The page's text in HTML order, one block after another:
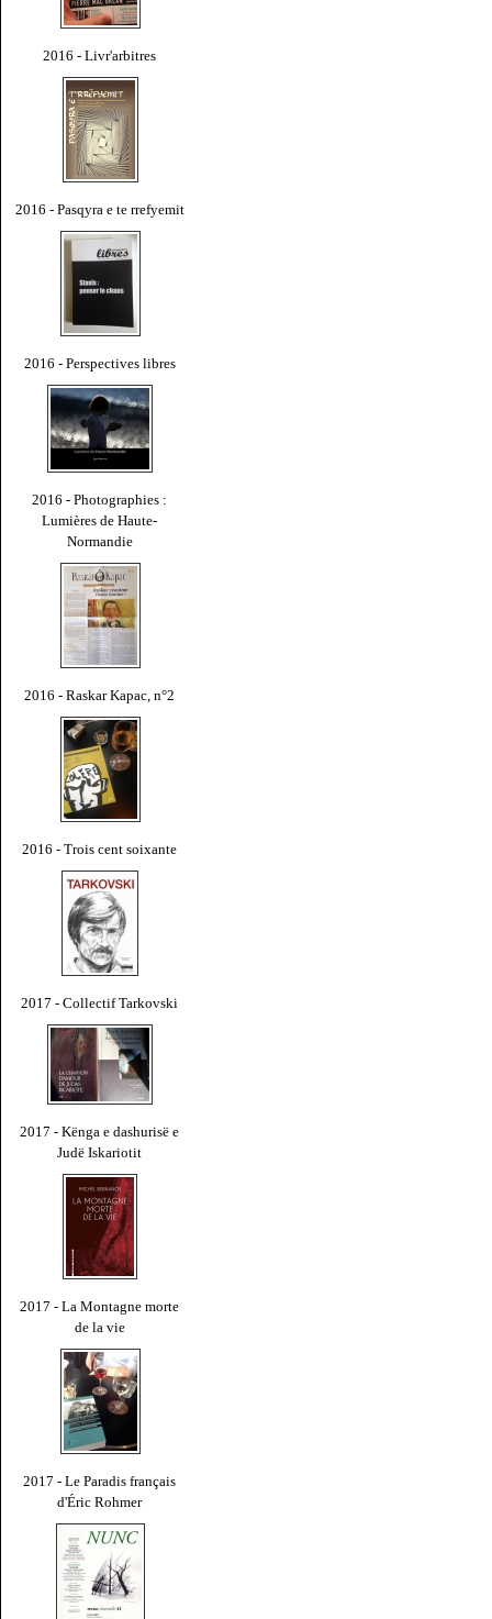
2016 - Livr'arbitres
2016 - Pasqyra e te rrefyemit
2016 - Perspectives libres
2016 - Photographies :
Lumières de Haute-
Normandie
2016 - Raskar Kapac, n°2
2016 - Trois cent soixante
2017 - Collectif Tarkovski
2017 - Kënga e dashurisë e
Judë Iskariotit
2017 - La Montagne morte
de la vie
2017 - Le Paradis français
d'Éric Rohmer